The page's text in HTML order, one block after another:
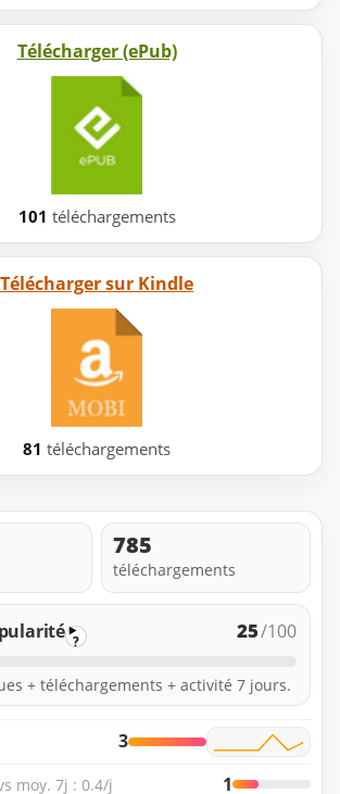
Télécharger (ePub)
101 téléchargements
Télécharger sur Kindle
81 téléchargements
785
téléchargements
? 25/100
+ téléchargements + activité 7 jours.
3
moy. 7j : 0.4/j 1